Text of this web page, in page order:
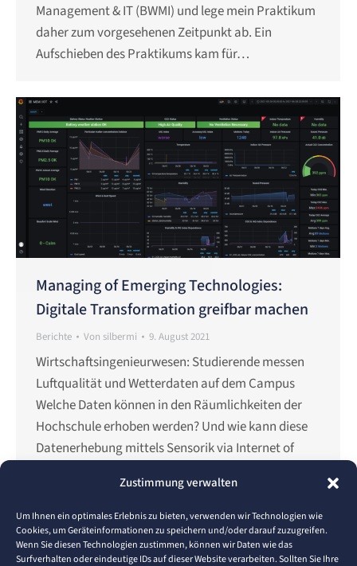
Zustimmung verwalten
Um Ihnen ein optimales Erlebnis zu bieten, verwenden wir Technologien wie
Cookies, um Geräteinformationen zu speichern und/oder darauf zuzugreifen.
Wenn Sie diesen Technologien zustimmen, können wir Daten wie das
Surfverhalten oder eindeutige IDs auf dieser Website verarbeiten. Sollten Sie Ihre
Management & IT (BWMI) und lege mein Praktikum
daher zum vorgesehenen Zeitpunkt ab. Ein
Aufschieben des Praktikums kam für…
Managing of Emerging Technologies:
Digitale Transformation greifbar machen
Berichte Von silbermi 9. August 2021
Wirtschaftsingenieurwesen: Studierende messen
Luftqualität und Wetterdaten auf dem Campus
Welche Daten können in den Räumlichkeiten der
Hochschule erhoben werden? Und wie kann diese
Datenerhebung mittels Sensorik via Internet of
Fragen beantworteten Studierende des
Masterstudiengangs „Engineering and
Management“ des Bereichs
Wirtschaftsingenieurwesen an der Fakultät für